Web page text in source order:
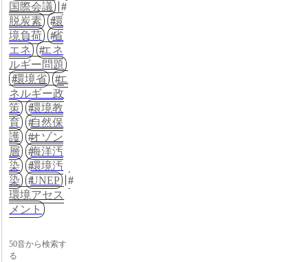
国際会議
脱炭素
環
境負荷
省
エネ
エネ
ルギー問題
環境省
エ
ネルギー政
策
環境教
育
自然保
護
オゾン
層
海洋汚
染
環境汚
染
UNEP
環境アセス
メント
50音から検索す
る